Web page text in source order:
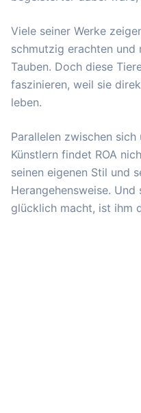
Viele seiner Werke
schmutzig erachten und
Tauben. Doch diese
faszinieren, weil sie
leben.
Parallelen zwischen
Künstlern findet ROA
seinen eigenen Stil und
Herangehensweise.
glücklich macht, ist ihm